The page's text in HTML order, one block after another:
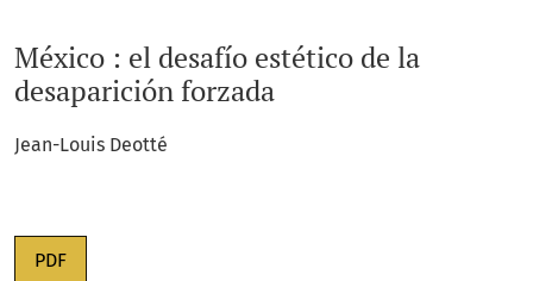
México : el desafío estético de la
desaparición forzada
Jean-Louis Deotté
PDF